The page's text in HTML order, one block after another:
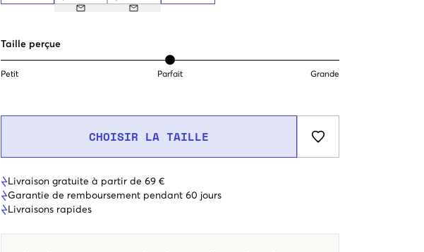
Taille perçue
Petit Parfait Grande
CHOISIR LA TAILLE
Livraison gratuite à partir de 69 €
Garantie de remboursement pendant 60 jours
Livraisons rapides